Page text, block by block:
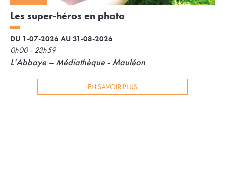
Les super-héros en photo
DU 1-07-2026 AU 31-08-2026
0h00 - 23h59
L’Abbaye – Médiathèque - Mauléon
EN SAVOIR PLUS